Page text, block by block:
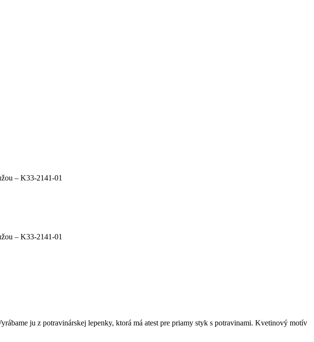
– K33-2141-01
– K33-2141-01
ju z potravinárskej lepenky, ktorá má atest pre priamy styk s potravinami. Kvetinový motív